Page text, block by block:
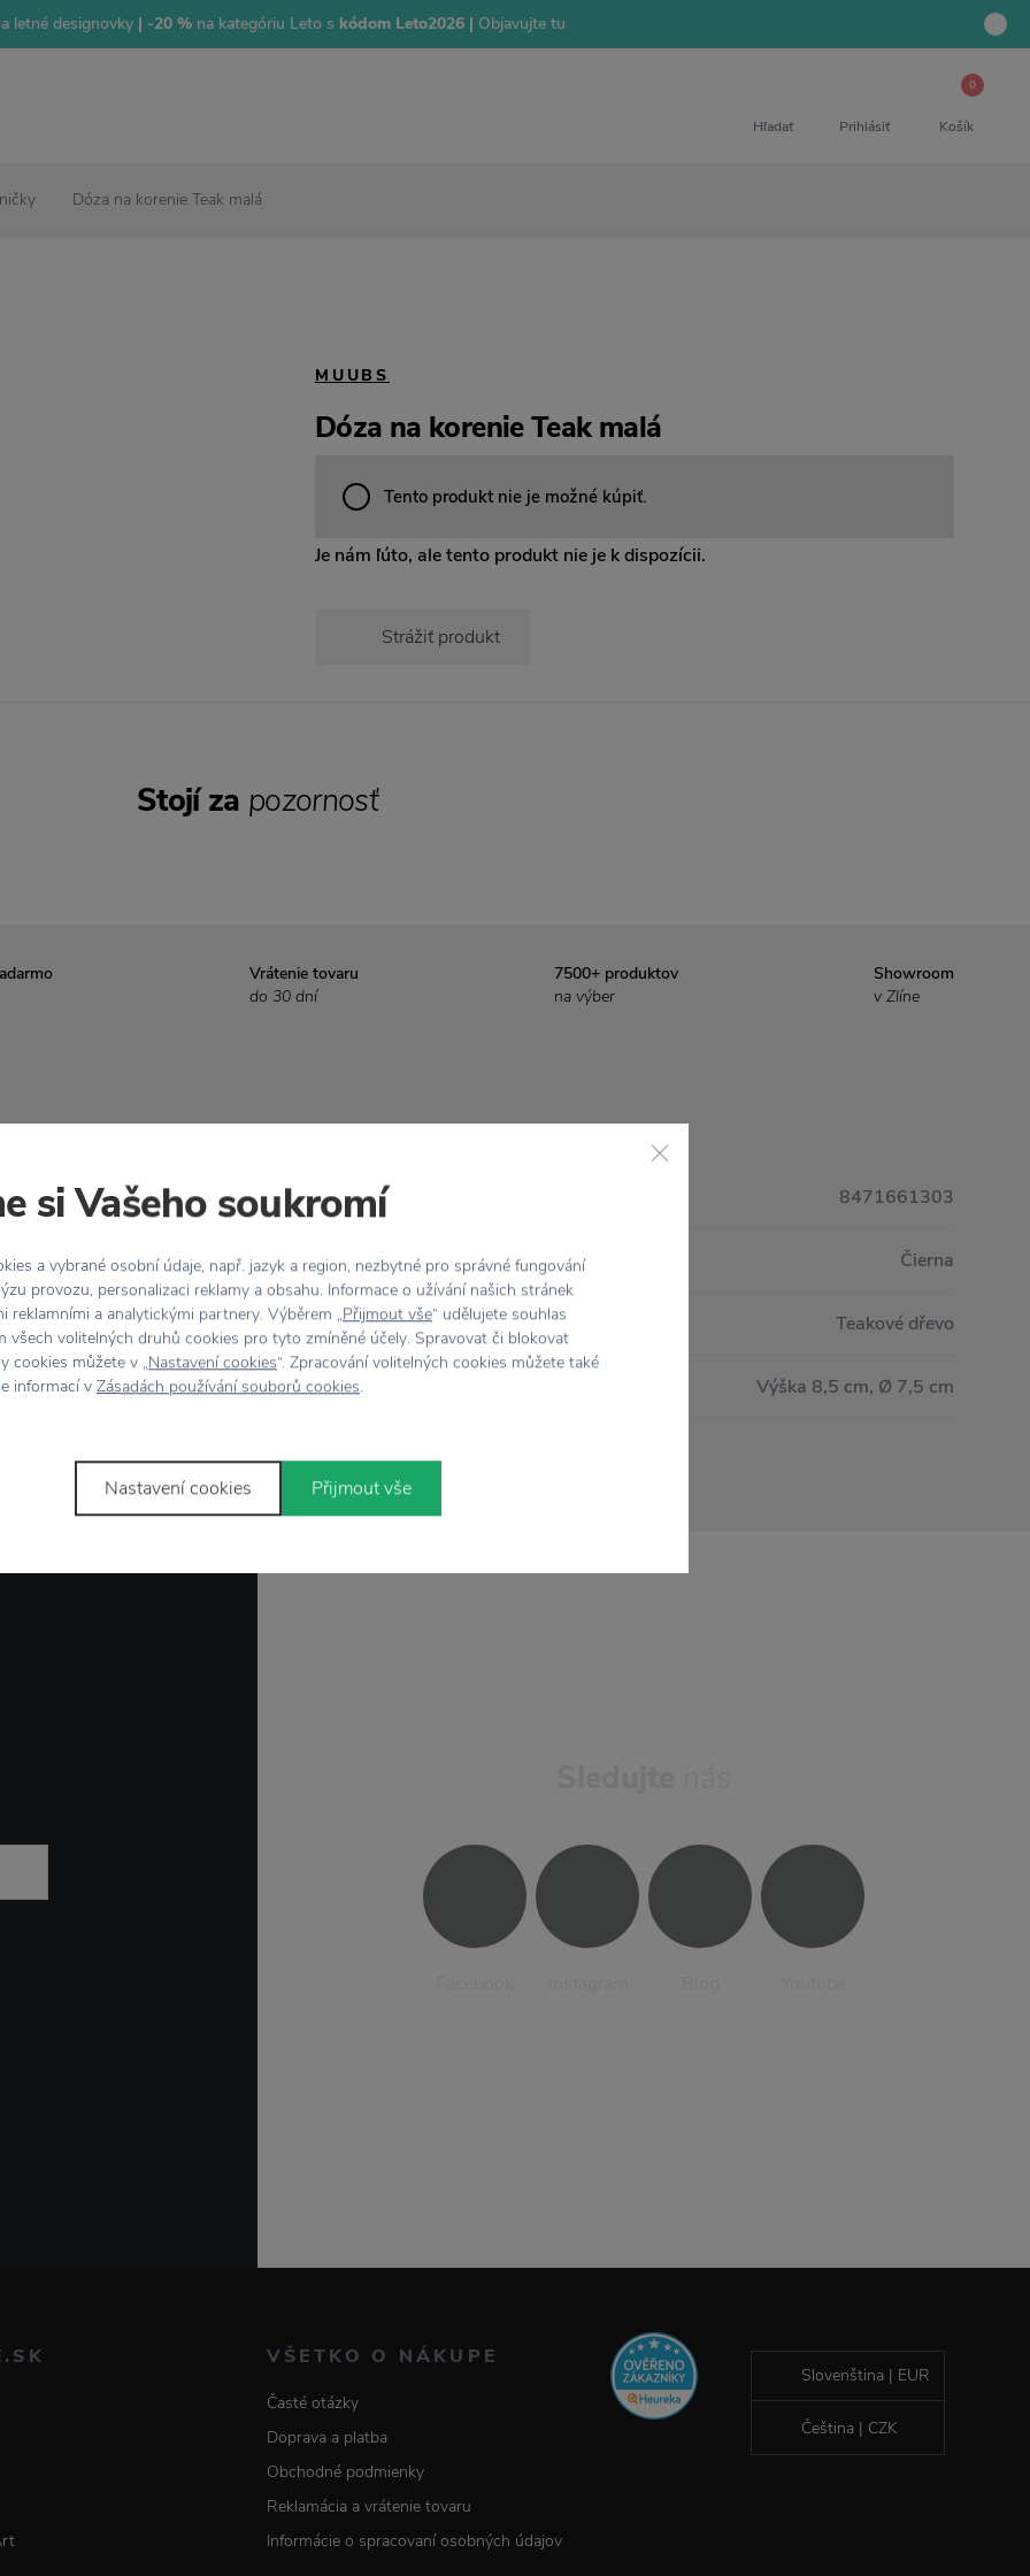
letné designovky| -20 % na kategóriu Leto s kódom Leto2026 | Objavujte tu
Hľadať Prihlásiť
0
Košík
Dóza na korenie Teak malá
MUUBS
Dóza na korenie Teak malá
Tento produkt nie je možné kúpiť.
Je nám ľúto, ale tento produkt nie je k dispozícii.
Strážiť produkt
Vrátenie tovaru
do 30 dní
7500+ produktov
na výber
Showroom
v Zlíne
dreva , ktorého povrch
dušu. Skvele sa
na vatové tyčinky
Vlastnosti
Kód produktu 8471661303
Farba Čierna
Materiál Teakové dřevo
Rozmer Výška 8,5 cm, Ø 7,5 cm
Stojí za pozornosť
VŠETKO O NÁKUPE
Časté otázky
Doprava a platba
Obchodné podmienky
Reklamácia a vrátenie tovaru
Informácie o spracovaní osobných údajov
Slovenština | EUR
Čeština | CZK
si Vašeho soukromí
a vybrané osobní údaje, např. jazyk a region, nezbytné pro správné fungování
provozu, personalizaci reklamy a obsahu. Informace o užívání našich stránek
reklamními a analytickými partnery. Výběrem „Přijmout vše“ udělujete souhlas
všech volitelných druhů cookies pro tyto zmíněné účely. Spravovat či blokovat
cookies můžete v „Nastavení cookies“. Zpracování volitelných cookies můžete také
informací v Zásadách používání souborů cookies.
Nastavení cookies Přijmout vše